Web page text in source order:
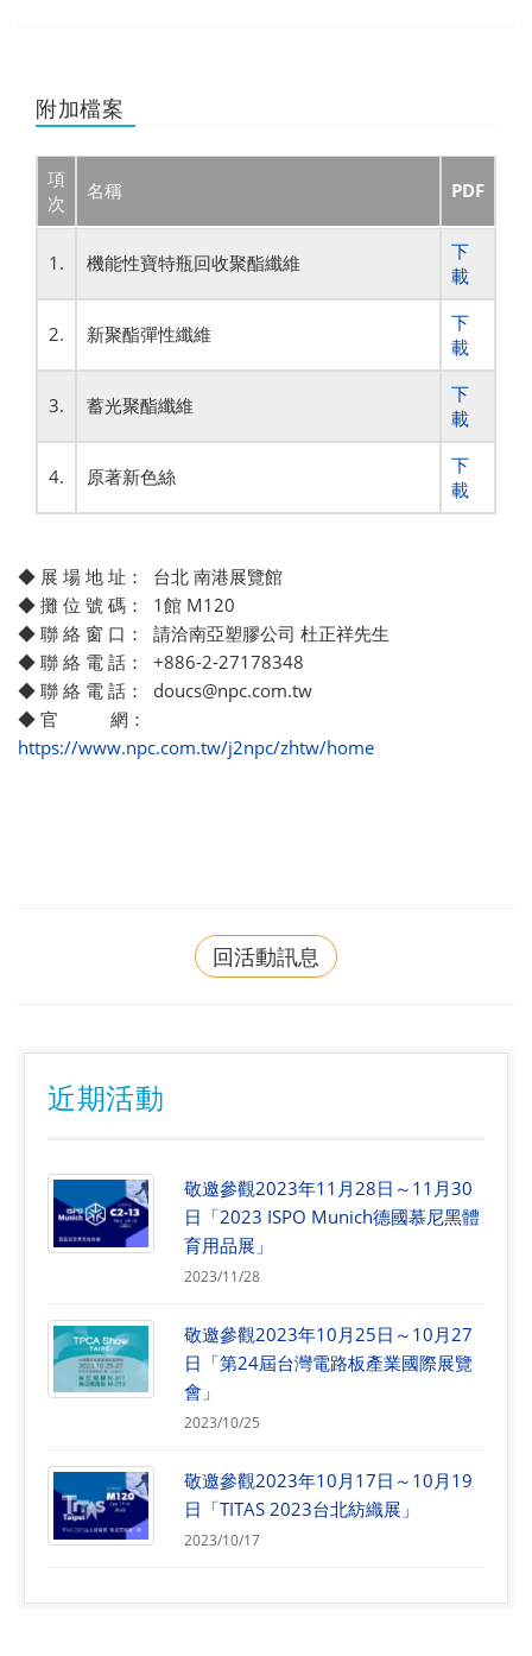
附加檔案
項
次
名稱 PDF
1. 機能性寶特瓶回收聚酯纖維
下
載
2. 新聚酯彈性纖維
下
載
3. 蓄光聚酯纖維
下
載
4. 原著新色絲
下
載
◆ 展 場 地 址： 台北 南港展覽館
◆ 攤 位 號 碼： 1館 M120
◆ 聯 絡 窗 口： 請洽南亞塑膠公司 杜正祥先生
◆ 聯 絡 電 話： +886-2-27178348
◆ 聯 絡 電 話： doucs@npc.com.tw
◆ 官 網：
https://www.npc.com.tw/j2npc/zhtw/home
回活動訊息
近期活動
敬邀參觀2023年11月28日～11月30
日「2023 ISPO Munich德國慕尼黑體
育用品展」
2023/11/28
敬邀參觀2023年10月25日～10月27
日「第24屆台灣電路板產業國際展覽
會」
2023/10/25
敬邀參觀2023年10月17日～10月19
日「TITAS 2023台北紡織展」
2023/10/17